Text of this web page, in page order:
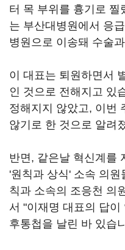
터 목 부위를 흉기로 찔
는 부산대병원에서 응
병원으로 이송돼 수술
이 대표는 퇴원하면서
인 것으로 전해지고 있
정해지지 않았고, 이번
않기로 한 것으로 알려
반면, 같은날 혁신계를
'원칙과 상식' 소속 의
칙과 소속의 조응천 의
서 "이재명 대표의 답이
후통첩을 날린 바 있습